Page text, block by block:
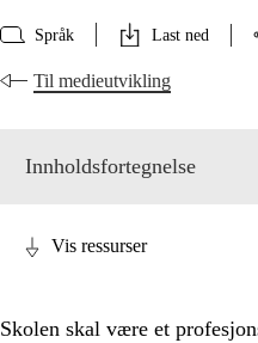
Språk Last ned
Til medieutvikling
Innholdsfortegnelse
Vis ressurser
Skolen skal være et